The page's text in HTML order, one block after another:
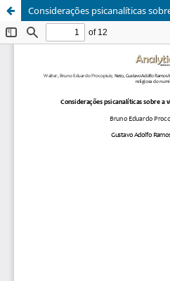
Considerações psicanalíticas